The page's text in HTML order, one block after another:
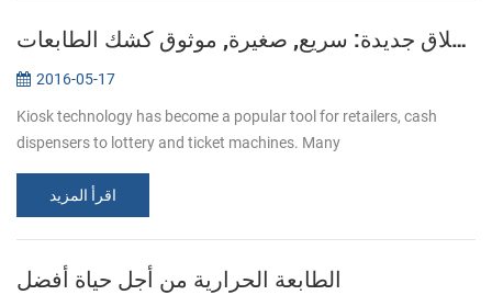
إطلاق جديدة: سريع, صغيرة, موثوق كشك الطابعات KP-220
2016-05-17
Kiosk technology has become a popular tool for retailers, cash
dispensers to lottery and ticket machines. Many
make their customers’ e...
اقرأ المزيد
الطابعة الحرارية من أجل حياة أفضل